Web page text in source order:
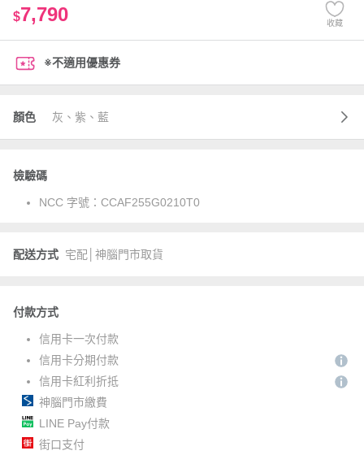
$7,790 收藏
※不適用優惠券
顏色 灰、紫、藍
檢驗碼
NCC 字號： CCAF255G0210T0
配送方式 宅配│神腦門市取貨
付款方式
信用卡一次付款
信用卡分期付款
信用卡紅利折抵
神腦門市繳費
LINE Pay付款
街口支付